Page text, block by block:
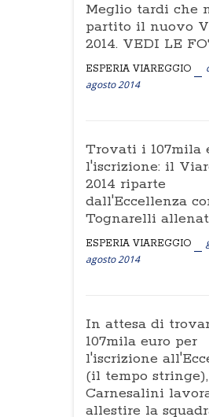
Meglio tardi che
partito il nuovo
2014. VEDI LE
ESPERIA VIAREGGIO
agosto 2014
Trovati i 107mila
l'iscrizione: il
2014 riparte
dall'Eccellenza
Tognarelli
ESPERIA VIAREGGIO
agosto 2014
In attesa di
107mila euro per
l'iscrizione
(il tempo stringe),
Carnesalini
allestire la